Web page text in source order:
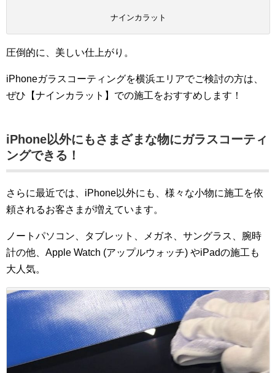
ナインカラット
圧倒的に、美しい仕上がり。
iPhoneガラスコーティングを横浜エリアでご検討の方は、
ぜひ【ナインカラット】での施工をおすすめします！
iPhone以外にもさまざまな物にガラスコーティ
ングできる！
さらに最近では、iPhone以外にも、様々な小物に施工を依
頼されるお客さまが増えています。
ノートパソコン、タブレット、メガネ、サングラス、腕時
計の他、Apple Watch (アップルウォッチ) やiPadの施工も
大人気。